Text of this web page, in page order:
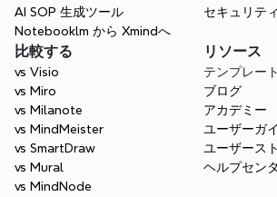
AI SOP 生成ツール
Notebooklm から Xmindへ
セキュリティ
比較する
vs Visio
vs Miro
vs Milanote
vs MindMeister
vs SmartDraw
vs Mural
vs MindNode
リソース
テンプレート
ブログ
アカデミー
ユーザーガ
ユーザース
ヘルプセン